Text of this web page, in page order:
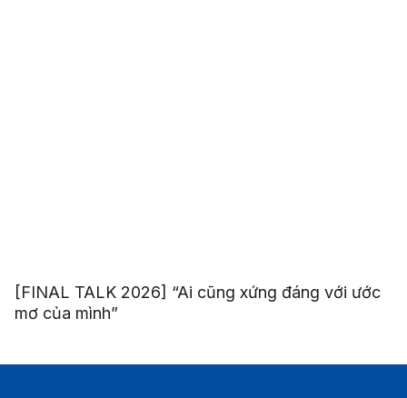
[FINAL TALK 2026] “Ai cũng xứng đáng với ước
mơ của mình”